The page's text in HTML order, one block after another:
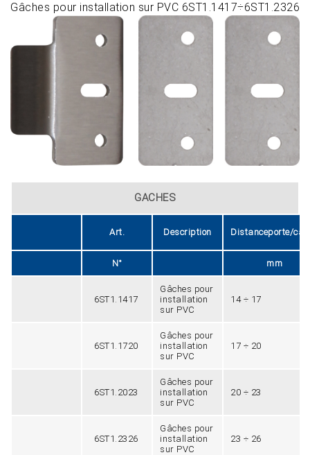
Gâches pour installation sur PVC 6ST1.1417÷6ST1.2326
GACHES
Art. Description Distanceporte/
N° mm
6ST1.1417
Gâches pour
installation
sur PVC
14 ÷ 17
6ST1.1720
Gâches pour
installation
sur PVC
17 ÷ 20
6ST1.2023
Gâches pour
installation
sur PVC
20 ÷ 23
6ST1.2326
Gâches pour
installation
sur PVC
23 ÷ 26